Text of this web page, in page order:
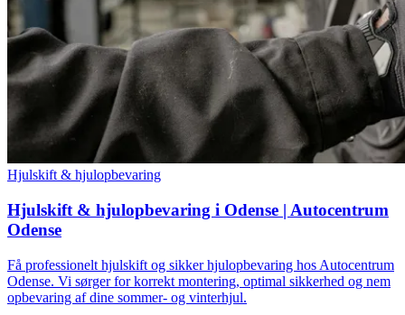
Hjulskift & hjulopbevaring
Hjulskift & hjulopbevaring i Odense | Autocentrum
Odense
Få professionelt hjulskift og sikker hjulopbevaring hos Autocentrum
Odense. Vi sørger for korrekt montering, optimal sikkerhed og nem
opbevaring af dine sommer- og vinterhjul.